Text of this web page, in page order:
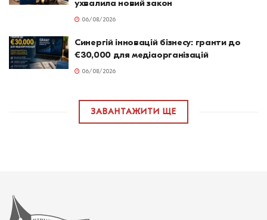
ухвалила новий закон
06/08/2026
Синергій інновацій бізнесу: гранти до
€30,000 для медіаорганізацій
06/08/2026
ЗАВАНТАЖИТИ ЩЕ